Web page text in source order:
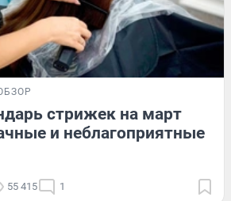
стрижек на март
и неблагоприятные
55 415 1